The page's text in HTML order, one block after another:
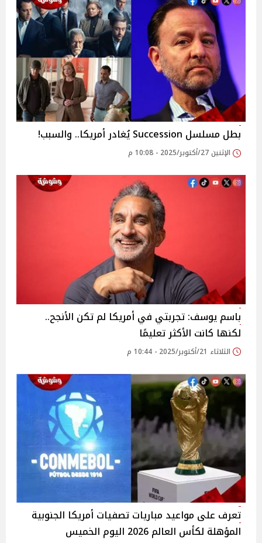
بطل مسلسل Succession يُغادر أمريكا.. والسبب!
الإثنين 27/أكتوبر/2025 - 10:08 م
باسم يوسف: تجربتي في أمريكا لم تكن الأنجح..
لكنها كانت الأكثر تعليمًا
الثلاثاء 21/أكتوبر/2025 - 10:44 م
تعرف على مواعيد مباريات تصفيات أمريكا الجنوبية
المؤهلة لكأس العالم 2026 اليوم الخميس